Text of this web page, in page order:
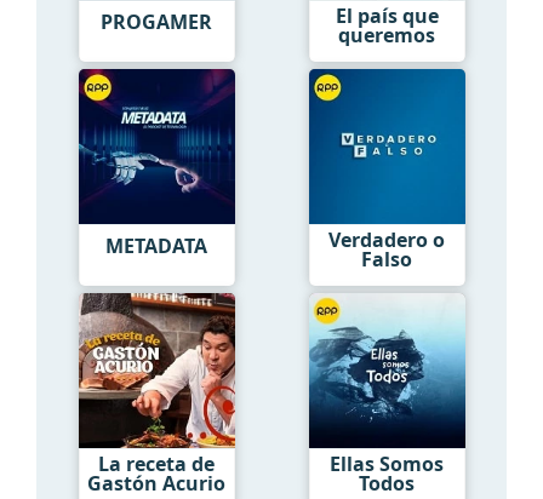
PROGAMER El país que
queremos
METADATA Verdadero o
Falso
La receta de
Gastón Acurio
Ellas Somos
Todos